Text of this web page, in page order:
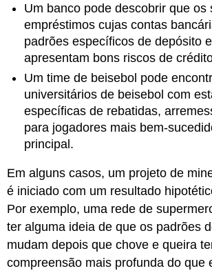
Um banco pode descobrir que os
empréstimos cujas contas
padrões específicos de depósito
apresentam bons riscos de
Um time de beisebol pode
universitários de beisebol com
específicas de rebatidas,
para jogadores mais bem-
principal.
Em alguns casos, um projeto de
é iniciado com um resultado
Por exemplo, uma rede de
ter alguma ideia de que os padrões
mudam depois que chove e queira
compreensão mais profunda do que